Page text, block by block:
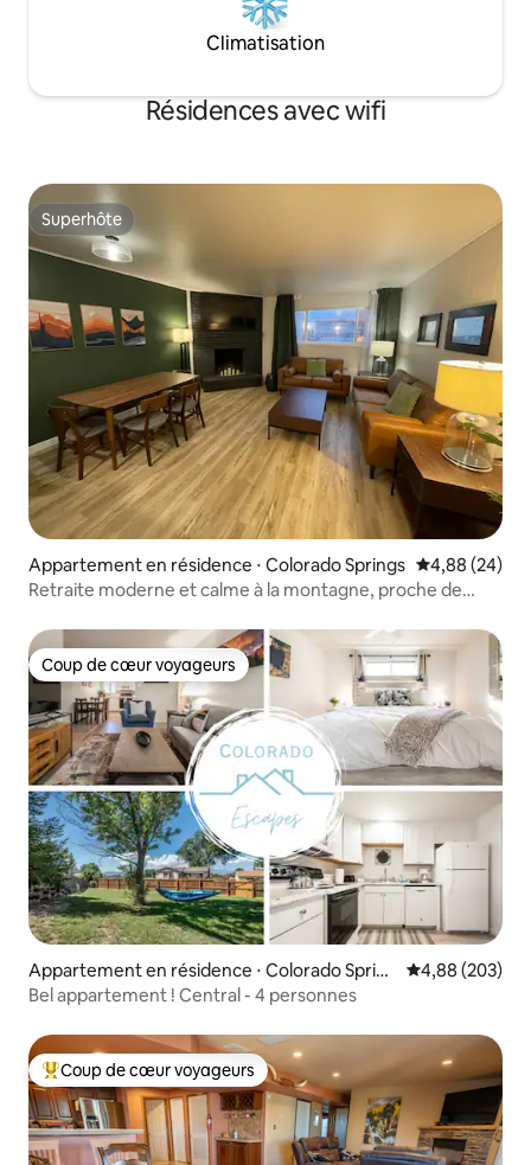
Climatisation
Résidences avec wifi
Superhôte
Superhôte
Appartement en résidence ⋅ Colorado Springs Évaluation
4,88 (24)
Retraite moderne et calme à la montagne, proche de
Coup de cœur voyageurs
Coup de cœur voyageurs
Appartement en résidence ⋅ Colorado Spring
s
Évaluation
4,88 (203)
Bel appartement ! Central - 4 personnes
Coups de cœur voyageurs les plus appréciés
Coup de cœur voyageurs